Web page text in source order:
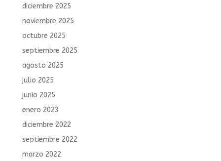
diciembre 2025
noviembre 2025
octubre 2025
septiembre 2025
agosto 2025
julio 2025
junio 2025
enero 2023
diciembre 2022
septiembre 2022
marzo 2022